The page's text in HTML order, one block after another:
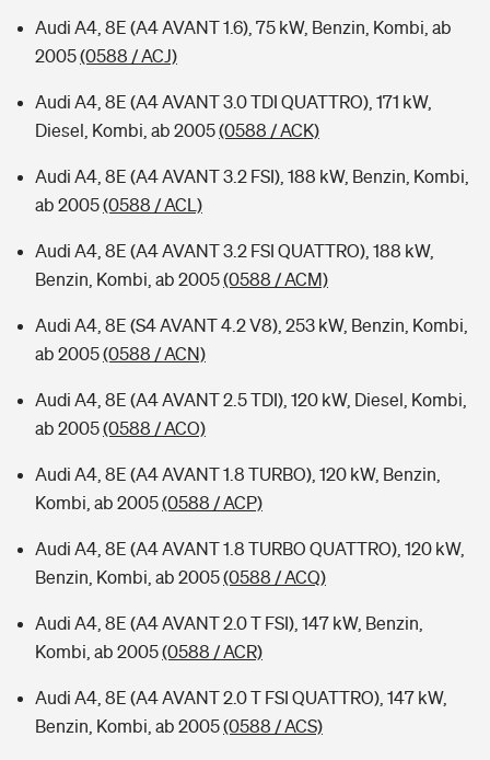
Audi A4, 8E (A4 AVANT 1.6), 75 kW, Benzin, Kombi, ab
2005(0588 / ACJ)
Audi A4, 8E (A4 AVANT 3.0 TDI QUATTRO), 171 kW,
Diesel, Kombi, ab 2005(0588 / ACK)
Audi A4, 8E (A4 AVANT 3.2 FSI), 188 kW, Benzin, Kombi,
ab 2005(0588 / ACL)
Audi A4, 8E (A4 AVANT 3.2 FSI QUATTRO), 188 kW,
Benzin, Kombi, ab 2005(0588 / ACM)
Audi A4, 8E (S4 AVANT 4.2 V8), 253 kW, Benzin, Kombi,
ab 2005(0588 / ACN)
Audi A4, 8E (A4 AVANT 2.5 TDI), 120 kW, Diesel, Kombi,
ab 2005(0588 / ACO)
Audi A4, 8E (A4 AVANT 1.8 TURBO), 120 kW, Benzin,
Kombi, ab 2005(0588 / ACP)
Audi A4, 8E (A4 AVANT 1.8 TURBO QUATTRO), 120 kW,
Benzin, Kombi, ab 2005(0588 / ACQ)
Audi A4, 8E (A4 AVANT 2.0 T FSI), 147 kW, Benzin,
Kombi, ab 2005(0588 / ACR)
Audi A4, 8E (A4 AVANT 2.0 T FSI QUATTRO), 147 kW,
Benzin, Kombi, ab 2005(0588 / ACS)